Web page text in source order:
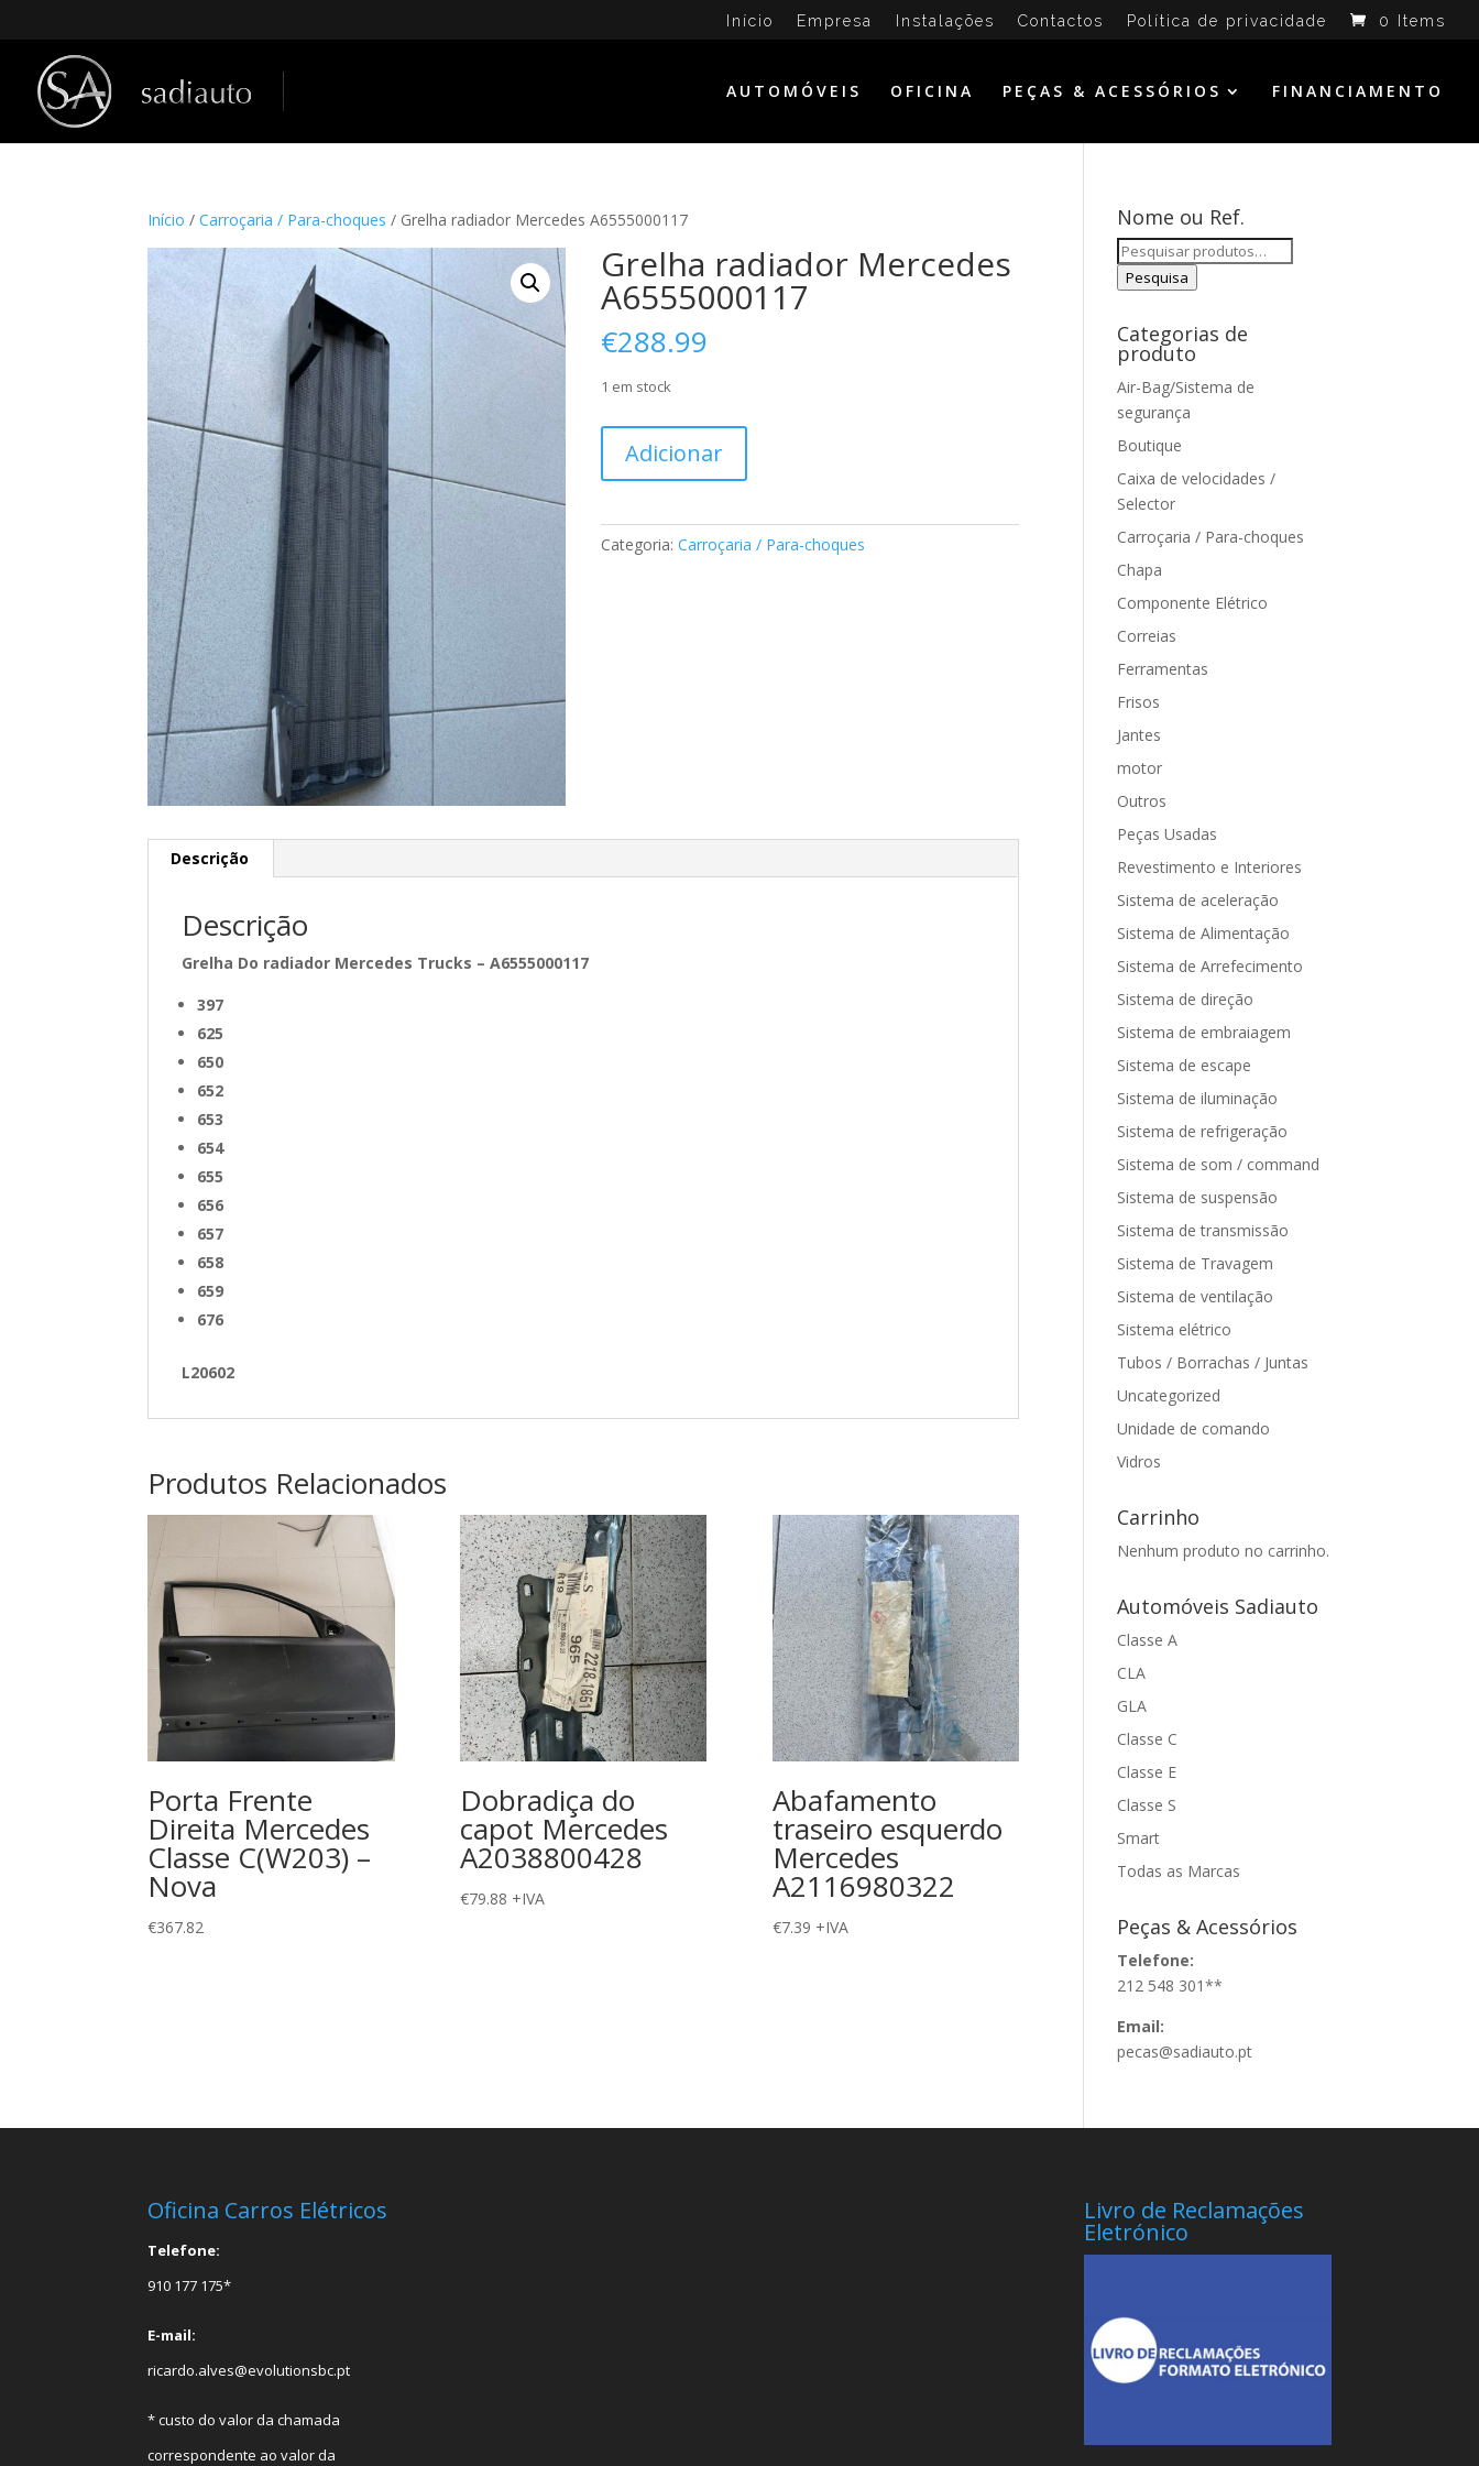
Início Empresa Instalações Contactos Política de privacidade 0 Items
AUTOMÓVEIS OFICINA PEÇAS & ACESSÓRIOS FINANCIAMENTO
Início /Carroçaria / Para-choques / Grelha radiador Mercedes A6555000117
Grelha radiador Mercedes
A6555000117
€288.99
1 em stock
Grelha
Mercedes
Adicionar
Categoria:Carroçaria / Para-choques
Descrição
Descrição
Grelha Do radiador Mercedes Trucks – A6555000117
397
625
650
652
653
654
655
656
657
658
659
676
L20602
Produtos Relacionados
Porta Frente
Direita Mercedes
Classe C(W203) –
Nova
€367.82
Dobradiça do
capot Mercedes
A2038800428
€79.88 +IVA
Abafamento
traseiro esquerdo
Mercedes
A2116980322
€7.39 +IVA
Nome ou Ref.
Pesquisar
por:
Pesquisa
Categorias de
produto
Air-Bag/Sistema de
segurança
Boutique
Caixa de velocidades /
Selector
Carroçaria / Para-choques
Chapa
Componente Elétrico
Correias
Ferramentas
Frisos
Jantes
motor
Outros
Peças Usadas
Revestimento e Interiores
Sistema de aceleração
Sistema de Alimentação
Sistema de Arrefecimento
Sistema de direção
Sistema de embraiagem
Sistema de escape
Sistema de iluminação
Sistema de refrigeração
Sistema de som / command
Sistema de suspensão
Sistema de transmissão
Sistema de Travagem
Sistema de ventilação
Sistema elétrico
Tubos / Borrachas / Juntas
Uncategorized
Unidade de comando
Vidros
Carrinho
Nenhum produto no carrinho.
Automóveis Sadiauto
Classe A
CLA
GLA
Classe C
Classe E
Classe S
Smart
Todas as Marcas
Peças & Acessórios
Telefone:
212 548 301**
Email:
pecas@sadiauto.pt
Oficina Carros Elétricos
Telefone:
910 177 175*
E-mail:
ricardo.alves@evolutionsbc.pt
* custo do valor da chamada
correspondente ao valor da
Livro de Reclamações
Eletrónico